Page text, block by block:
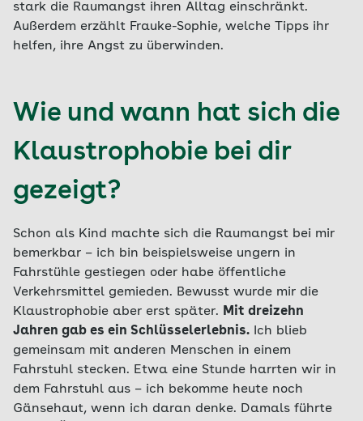
stark die Raumangst ihren Alltag einschränkt.
Außerdem erzählt Frauke-Sophie, welche Tipps ihr
helfen, ihre Angst zu überwinden.
Wie und wann hat sich die
Klaustrophobie bei dir
gezeigt?
Schon als Kind machte sich die Raumangst bei mir
bemerkbar – ich bin beispielsweise ungern in
Fahrstühle gestiegen oder habe öffentliche
Verkehrsmittel gemieden. Bewusst wurde mir die
Klaustrophobie aber erst später. Mit dreizehn
Jahren gab es ein Schlüsselerlebnis. Ich blieb
gemeinsam mit anderen Menschen in einem
Fahrstuhl stecken. Etwa eine Stunde harrten wir in
dem Fahrstuhl aus – ich bekomme heute noch
Gänsehaut, wenn ich daran denke. Damals führte